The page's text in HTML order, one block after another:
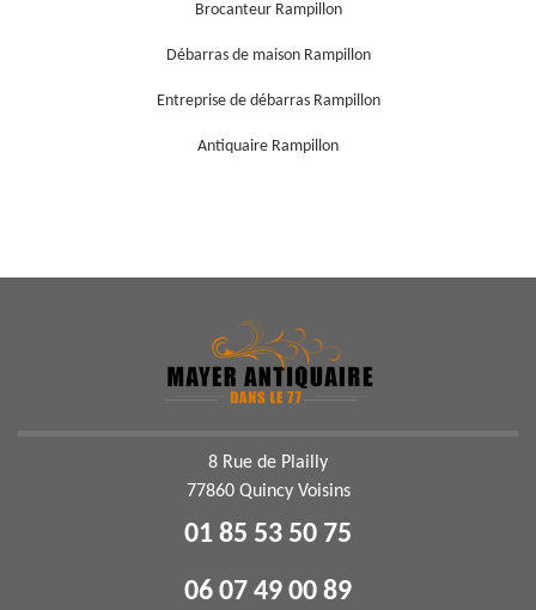
Brocanteur Rampillon
Débarras de maison Rampillon
Entreprise de débarras Rampillon
Antiquaire Rampillon
8 Rue de Plailly
77860 Quincy Voisins
01 85 53 50 75
06 07 49 00 89